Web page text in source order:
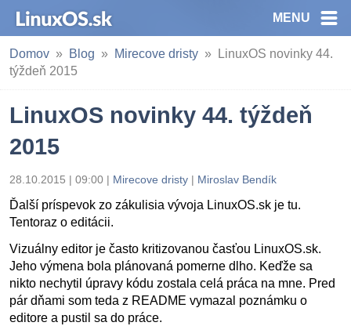
MENU
Domov Blog Mirecove dristy
LinuxOS novinky 44.
týždeň 2015
LinuxOS novinky 44. týždeň
2015
28.10.2015 | 09:00 | Mirecove dristy | Miroslav Bendík
Ďalší príspevok zo zákulisia vývoja LinuxOS.sk je tu.
Tentoraz o editácii.
Vizuálny editor je často kritizovanou časťou LinuxOS.sk.
Jeho výmena bola plánovaná pomerne dlho. Keďže sa
nikto nechytil úpravy kódu zostala celá práca na mne. Pred
pár dňami som teda z README vymazal poznámku o
editore a pustil sa do práce.